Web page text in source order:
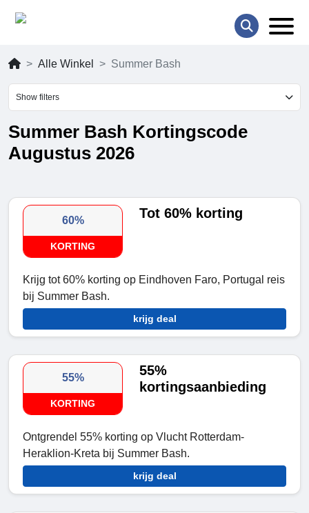
Alle Winkel Summer Bash
Show filters
Summer Bash Kortingscode
Augustus 2026
60%
KORTING
Tot 60% korting
Krijg tot 60% korting op Eindhoven Faro, Portugal reis
bij Summer Bash.
krijg deal
55%
KORTING
55%
kortingsaanbieding
Ontgrendel 55% korting op Vlucht Rotterdam-
Heraklion-Kreta bij Summer Bash.
krijg deal